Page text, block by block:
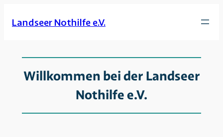
Landseer Nothilfe e.V.
Willkommen bei der Landseer
Nothilfe e.V.